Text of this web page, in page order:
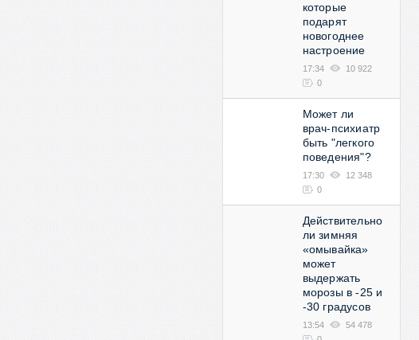
которые
подарят
новогоднее
настроение
17:34
10 922
0
Может ли
врач-психиатр
быть "легкого
поведения"?
17:30
12 348
0
Действительно
ли зимняя
«омывайка»
может
выдержать
морозы в -25 и
-30 градусов
13:54
54 478